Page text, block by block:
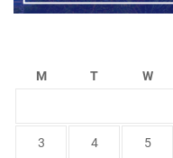
M T W
3 4 5